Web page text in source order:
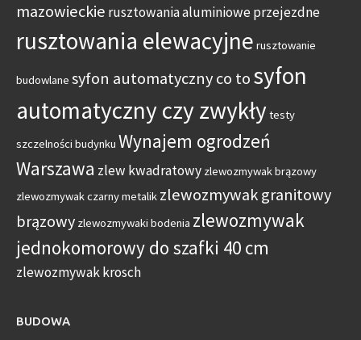
mazowieckie rusztowania aluminiowe przejezdne
rusztowania elewacyjne rusztowanie
budowlane syfon automatyczny co tosyfon
automatyczny czy zwykłytesty
szczelności budynku Wynajem ogrodzeń
Warszawa zlew kwadratowy zlewozmywak brązowy
zlewozmywak czarny metalik zlewozmywak granitowy
brązowy zlewozmywaki bodenia zlewozmywak
jednokomorowy do szafki 40 cm
zlewozmywak krosch
BUDOWA